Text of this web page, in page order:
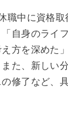
職中に資格取
自身のライ
方を深めた
た、新しい
修了など、